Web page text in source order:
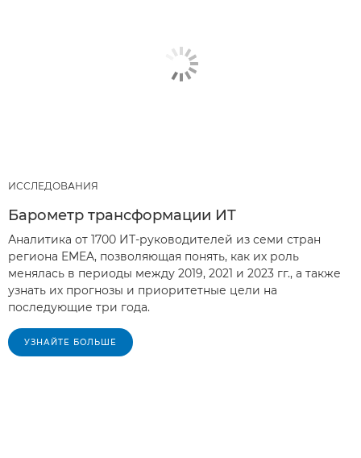
ИССЛЕДОВАНИЯ
Барометр трансформации ИТ
Аналитика от 1700 ИТ-руководителей из семи стран
региона EMEA, позволяющая понять, как их роль
менялась в периоды между 2019, 2021 и 2023 гг., а также
узнать их прогнозы и приоритетные цели на
последующие три года.
УЗНАЙТЕ БОЛЬШЕ